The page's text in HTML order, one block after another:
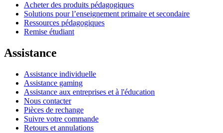
Acheter des produits pédagogiques
Solutions pour l’enseignement primaire et secondaire
Ressources pédagogiques
Remise étudiant
Assistance
Assistance individuelle
Assistance gaming
Assistance aux entreprises et à l'éducation
Nous contacter
Pièces de rechange
Suivre votre commande
Retours et annulations